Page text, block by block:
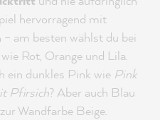
hervorragend mit
am besten wählst du bei
Rot, Orange und Lila.
ein dunkles Pink wie Pink
Pfirsich? Aber auch Blau
Wandfarbe Beige.